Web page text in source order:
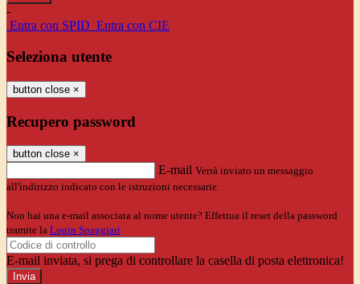
-
Entra con SPID Entra con CIE
Seleziona utente
button close ×
Recupero password
button close ×
E-mail Verrà inviato un messaggio
all'indirizzo indicato con le istruzioni necessarie.
Non hai una e-mail associata al nome utente? Effettua il reset della password
tramite la Login Spaggiari
E-mail inviata, si prega di controllare la casella di posta elettronica!